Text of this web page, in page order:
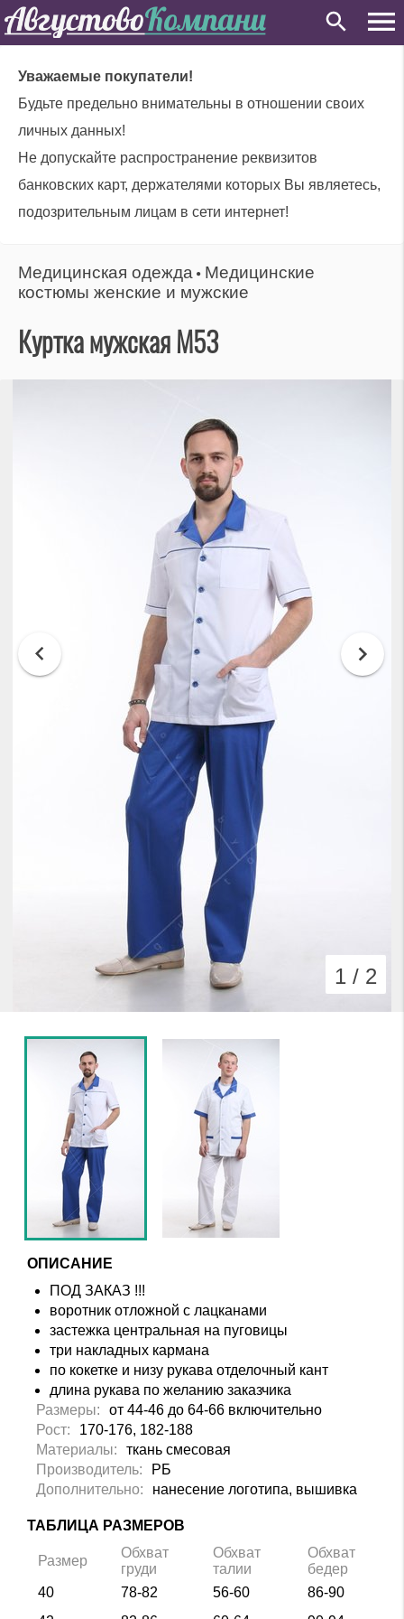
Уважаемые покупатели!
Будьте предельно внимательны в отношении своих
личных данных!
Не допускайте распространение реквизитов
банковских карт, держателями которых Вы являетесь,
подозрительным лицам в сети интернет!
Медицинская одежда ⚫
Медицинские
костюмы женские и мужские
Куртка мужская М53
1 / 2
ОПИСАНИЕ
ПОД ЗАКАЗ !!!
воротник отложной с лацканами
застежка центральная на пуговицы
три накладных кармана
по кокетке и низу рукава отделочный кант
длина рукава по желанию заказчика
Размеры:
от 44-46 до 64-66 включительно
Рост:
170-176, 182-188
Материалы:
ткань смесовая
Производитель:
РБ
Дополнительно:
нанесение логотипа, вышивка
ТАБЛИЦА РАЗМЕРОВ
Размер
Обхват
груди
Обхват
талии
Обхват
бедер
40
78-82 56-60
86-90